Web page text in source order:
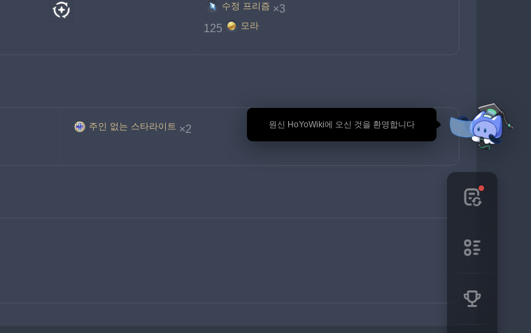
🎉 원신 HoYoWiki에 오신 것을 환영합니다
수정 프리즘 ×3
125
모라
주인 없는 스타라이트 ×2